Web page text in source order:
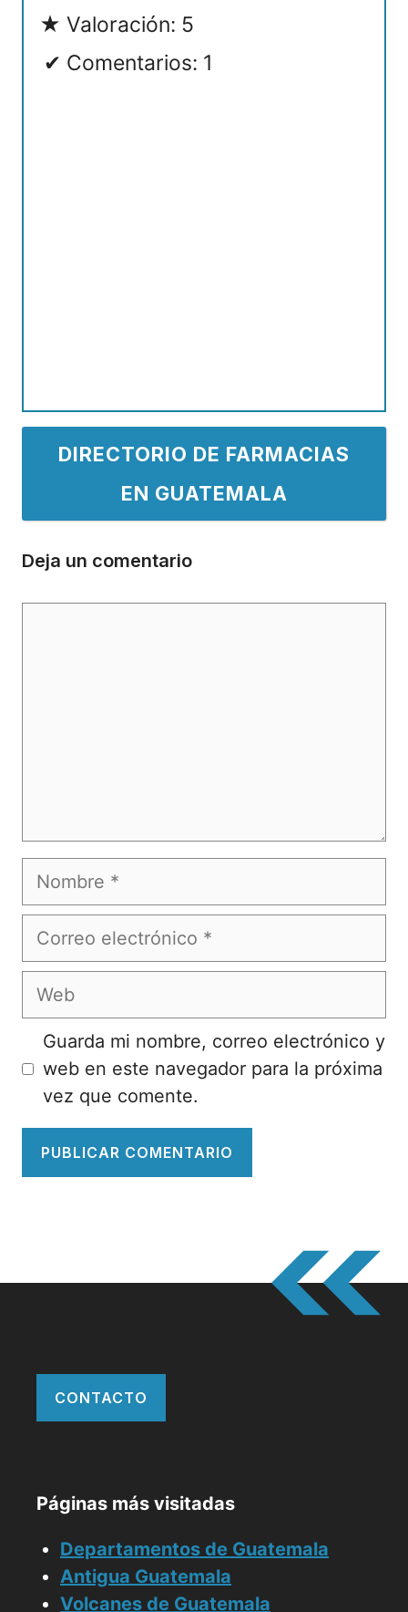
Valoración: 5
Comentarios: 1
DIRECTORIO DE FARMACIAS
EN GUATEMALA
Deja un comentario
Nombre
Correo
Web
Guarda mi nombre, correo electrónico y
web en este navegador para la próxima
vez que comente.
CONTACTO
Páginas más visitadas
Departamentos de Guatemala
Antigua Guatemala
Volcanes de Guatemala